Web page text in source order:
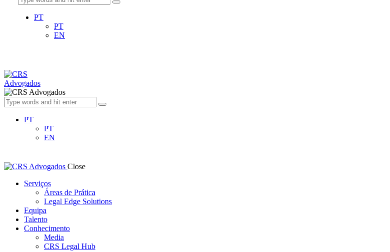
PT
PT
EN
PT
PT
EN
Close
Serviços
Áreas de Prática
Legal Edge Solutions
Equipa
Talento
Conhecimento
Media
CRS Legal Hub